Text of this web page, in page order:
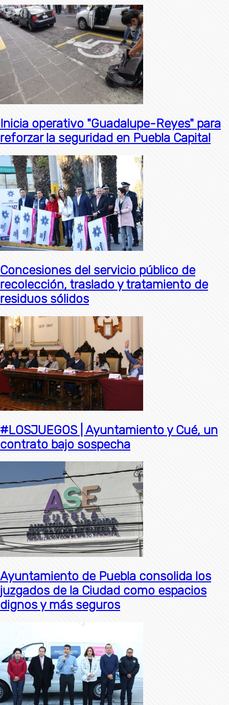
Inicia operativo "Guadalupe-Reyes" para
reforzar la seguridad en Puebla Capital
Concesiones del servicio público de
recolección, traslado y tratamiento de
residuos sólidos
#LOSJUEGOS | Ayuntamiento y Cué, un
contrato bajo sospecha
Ayuntamiento de Puebla consolida los
juzgados de la Ciudad como espacios
dignos y más seguros